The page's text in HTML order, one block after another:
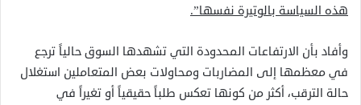
هذه السياسة بالوتيرة نفسها”.
وأفاد بأن الارتفاعات المحدودة التي تشهدها السوق حالياً ترجع
في معظمها إلى المضاربات ومحاولات بعض المتعاملين استغلال
حالة الترقب، أكثر من كونها تعكس طلباً حقيقياً أو تغيراً في